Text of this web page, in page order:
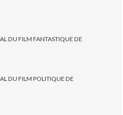
DU FILM FANTASTIQUE DE
DU FILM POLITIQUE DE